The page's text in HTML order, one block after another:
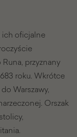
ich oficjalne
przyznany
roku. Wkrótce
Warszawy,
Orszak